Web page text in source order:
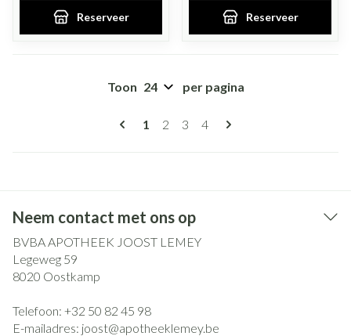
Reserveer Reserveer
Pagina's
U lees momenteel pagina
1 Pagina
2 Pagina
3 Pagina
4
Toon per pagina
Neem contact met ons op
BVBA APOTHEEK JOOST LEMEY
Legeweg 59
8020 Oostkamp
Telefoon: +32 50 82 45 98
E-mailadres: joost@apotheeklemey.be